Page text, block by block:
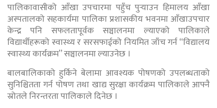
पालिकावासीको आँखा उपचारमा पहुँच पुर्‍याउन हिमालय आँखा
अस्पतालको सहकार्यमा पालिका प्रशासकीय भवनमा आँखाउपचार
केन्द्र पनि सफलतापूर्वक सञ्चालनमा ल्याएको पालिकाले
विद्यार्थीहरूको स्वास्थ्य र सरसफाईको नियमित जाँच गर्न “विद्यालय
स्वास्थ्य कार्यक्रम’’ सञ्चालनमा ल्याउनेछ ।
बालबालिकाको हुर्किने बेलामा आवश्यक पोषणको उपलब्धताको
सुनिश्चितता गर्न पोषण तथा खाद्य सुरक्षा कार्यक्रम पालिकाले आफ्नै
स्रोतले निरन्तरता पालिकाले दिनेछ ।